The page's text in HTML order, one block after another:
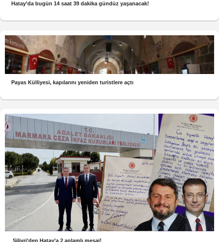
Hatay’da bugün 14 saat 39 dakika gündüz yaşanacak!
Payas Külliyesi, kapılarını yeniden turistlere açtı
Silivri’den Hatay’a 2 anlamlı mesaj!